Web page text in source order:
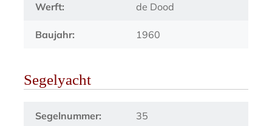
Werft: de Dood
Baujahr: 1960
Segelyacht
Segelnummer: 35